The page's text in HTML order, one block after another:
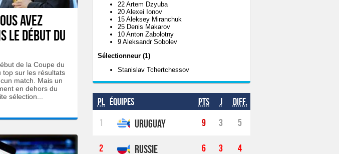
avez
le début du
de la Coupe du
top sur les résultats
match. Mais un
en dehors du
sélection...
22 Artem Dzyuba
20 Alexei Ionov
15 Aleksey Miranchuk
25 Denis Makarov
10 Anton Zabolotny
9 Aleksandr Sobolev
Sélectionneur (1)
Stanislav Tchertchessov
Pl Équipes Pts J
Diff.
1
Uruguay 9 3 5
2 Russie 6 3 4